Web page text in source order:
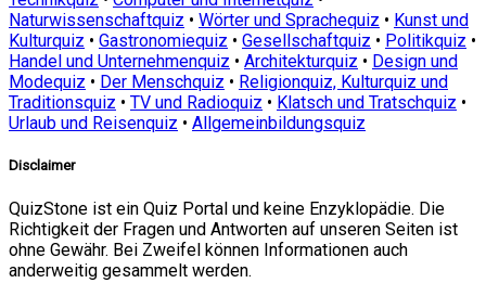
Naturwissenschaftquiz • Wörter und Sprachequiz • Kunst und
Kulturquiz • Gastronomiequiz • Gesellschaftquiz • Politikquiz •
Handel und Unternehmenquiz • Architekturquiz • Design und
Modequiz • Der Menschquiz • Religionquiz, Kulturquiz und
Traditionsquiz • TV und Radioquiz • Klatsch und Tratschquiz •
Urlaub und Reisenquiz • Allgemeinbildungsquiz
Disclaimer
QuizStone ist ein Quiz Portal und keine Enzyklopädie. Die
Richtigkeit der Fragen und Antworten auf unseren Seiten ist
ohne Gewähr. Bei Zweifel können Informationen auch
anderweitig gesammelt werden.